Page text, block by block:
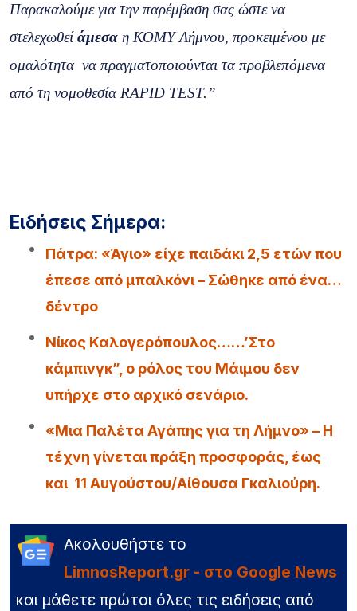
Παρακαλούμε για την παρέμβαση σας ώστε να
στελεχωθείάμεσα η ΚΟΜΥ Λήμνου, προκειμένου με
ομαλότητα να πραγματοποιούνται τα προβλεπόμενα
από τη νομοθεσία RAPID TEST.”
Ειδήσεις Σήμερα:
Πάτρα: «Άγιο» είχε παιδάκι 2,5 ετών που
έπεσε από μπαλκόνι – Σώθηκε από ένα…
δέντρο
Νίκος Καλογερόπουλος……’Στο
κάμπινγκ”, ο ρόλος του Μάιμου δεν
υπήρχε στο αρχικό σενάριο.
«Μια Παλέτα Αγάπης για τη Λήμνο» – Η
τέχνη γίνεται πράξη προσφοράς, έως
και 11 Αυγούστου/Αίθουσα Γκαλιούρη.
Ακολουθήστε το
LimnosReport.gr - στο Google News
και μάθετε πρώτοι όλες τις ειδήσεις από